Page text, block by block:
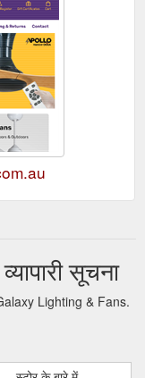
सूचना
Galaxy Lighting & Fans.